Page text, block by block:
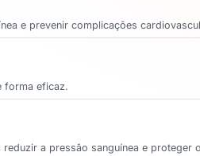
e prevenir complicações
forma eficaz.
a pressão sanguínea e proteger